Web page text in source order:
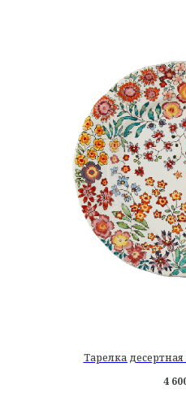
Тарелка десертная
4